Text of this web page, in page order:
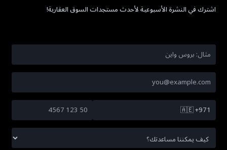
اشترك في النشرة الأسبوعية لأحدث مستجدات السوق العقارية!
🇦🇪+971